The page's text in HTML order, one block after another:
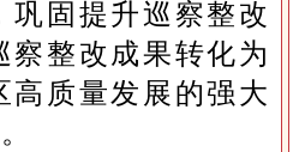
巩固提升巡察整改
察整改成果转化为
高质量发展的强大